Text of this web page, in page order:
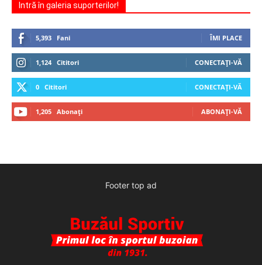
Intră în galeria suporterilor!
5,393 Fani ÎMI PLACE
1,124 Cititori CONECTAȚI-VĂ
0 Cititori CONECTAȚI-VĂ
1,205 Abonați ABONAȚI-VĂ
Footer top ad